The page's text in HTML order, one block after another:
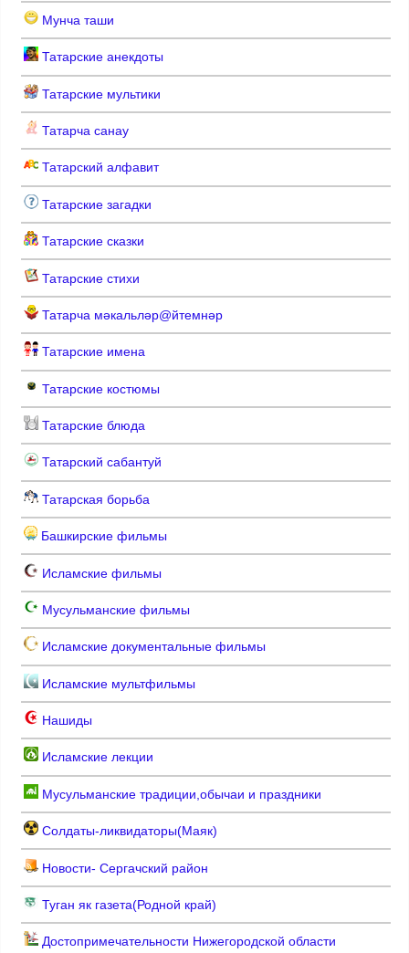
Мунча таши
Татарские анекдоты
Татарские мультики
Татарча санау
Татарский алфавит
Татарские загадки
Татарские сказки
Татарские стихи
Татарча мәкальләр@йтемнәр
Татарские имена
Татарские костюмы
Татарские блюда
Татарский сабантуй
Татарская борьба
Башкирские фильмы
Исламские фильмы
Мусульманские фильмы
Исламские документальные фильмы
Исламские мультфильмы
Нашиды
Исламские лекции
Мусульманские традиции,обычаи и праздники
Солдаты-ликвидаторы(Маяк)
Новости- Сергачский район
Туган як газета(Родной край)
Достопримечательности Нижегородской области